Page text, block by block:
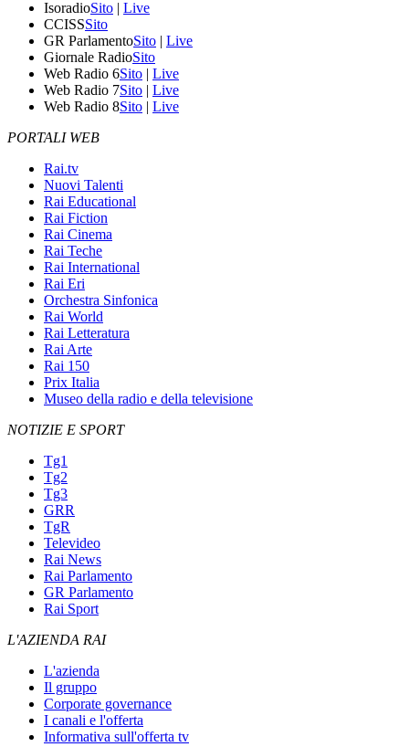
IsoradioSito | Live
CCISSSito
GR ParlamentoSito | Live
Giornale RadioSito
Web Radio 6Sito | Live
Web Radio 7Sito | Live
Web Radio 8Sito | Live
PORTALI WEB
Rai.tv
Nuovi Talenti
Rai Educational
Rai Fiction
Rai Cinema
Rai Teche
Rai International
Rai Eri
Orchestra Sinfonica
Rai World
Rai Letteratura
Rai Arte
Rai 150
Prix Italia
Museo della radio e della televisione
NOTIZIE E SPORT
Tg1
Tg2
Tg3
GRR
TgR
Televideo
Rai News
Rai Parlamento
GR Parlamento
Rai Sport
L'AZIENDA RAI
L'azienda
Il gruppo
Corporate governance
I canali e l'offerta
Informativa sull'offerta tv